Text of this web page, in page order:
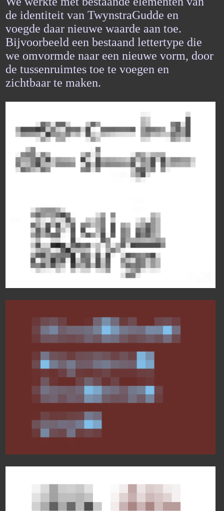
de identiteit van TwynstraGudde en
voegde daar nieuwe waarde aan toe.
Bijvoorbeeld een bestaand lettertype die
we omvormde naar een nieuwe vorm, door
de tussenruimtes toe te voegen en
zichtbaar te maken.